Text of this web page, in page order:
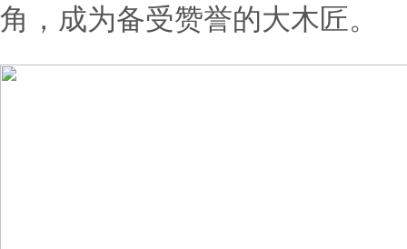
角，成为备受赞誉的大木匠。